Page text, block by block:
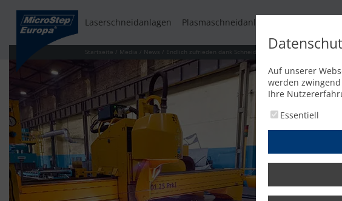
Laserschneidanlagen Plasmaschneidanlagen
Startseite / Media / News / Endlich zufrieden dank Schneidlösung von MicroStep
Auf unserer
werden
Ihre
Essentiell